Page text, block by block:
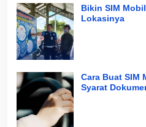
Bikin SIM
Lokasinya
Cara Buat SIM
Syarat